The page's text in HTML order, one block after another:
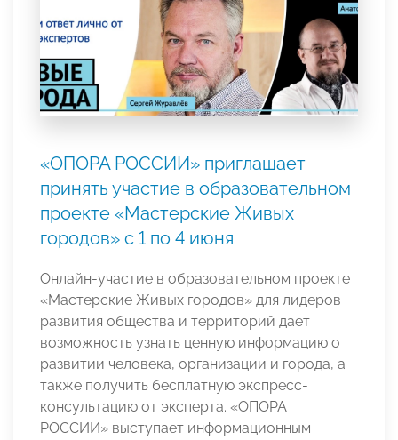
«ОПОРА РОССИИ» приглашает
принять участие в образовательном
проекте «Мастерские Живых
городов» с 1 по 4 июня
Онлайн-участие в образовательном проекте
«Мастерские Живых городов» для лидеров
развития общества и территорий дает
возможность узнать ценную информацию о
развитии человека, организации и города, а
также получить бесплатную экспресс-
консультацию от эксперта. «ОПОРА
РОССИИ» выступает информационным